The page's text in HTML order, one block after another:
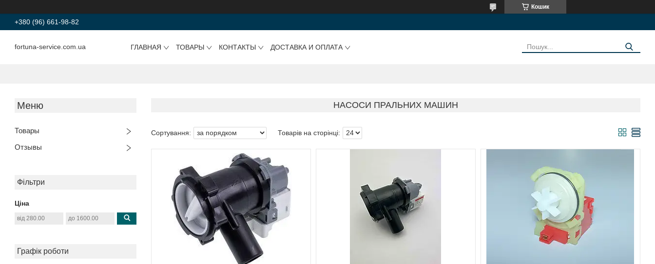
Кошик
+380 (96) 661-98-82
fortuna-service.com.ua ГЛАВНАЯ ТОВАРЫ КОНТАКТЫ ДОСТАВКА И ОПЛАТА
Товары
Отзывы
Фільтри
Ціна
Графік роботи
НАСОСИ ПРАЛЬНИХ МАШИН